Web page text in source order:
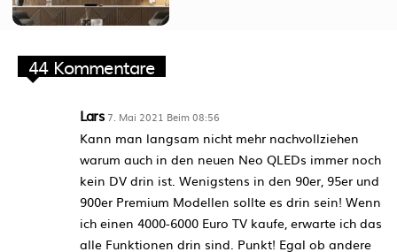
44 Kommentare
Lars 7. Mai 2021 Beim 08:56
Kann man langsam nicht mehr nachvollziehen
warum auch in den neuen Neo QLEDs immer noch
kein DV drin ist. Wenigstens in den 90er, 95er und
900er Premium Modellen sollte es drin sein! Wenn
ich einen 4000-6000 Euro TV kaufe, erwarte ich das
alle Funktionen drin sind. Punkt! Egal ob andere